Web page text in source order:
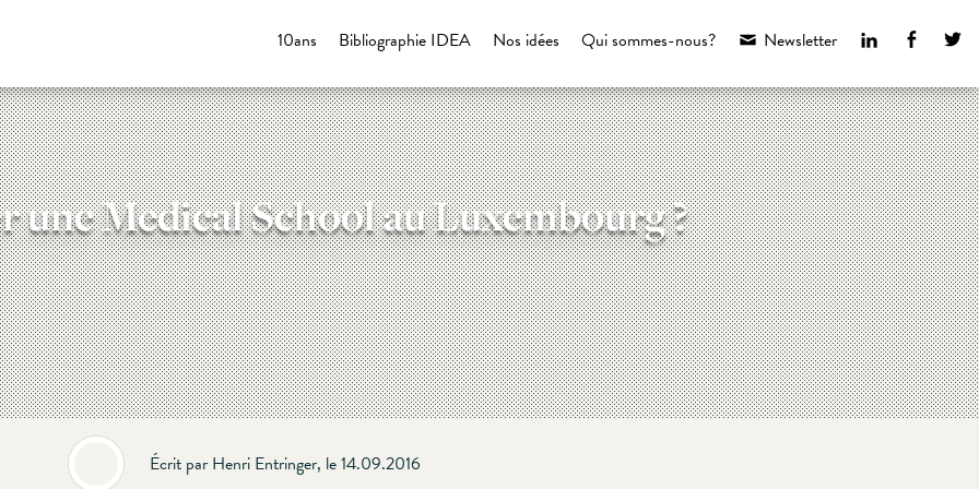
LinkedIn
Newsletter
Qui sommes-nous?
Nos idées
Bibliographie IDEA
10ans
une Medical School au Luxembourg ?
Écrit par Henri Entringer, le 14.09.2016